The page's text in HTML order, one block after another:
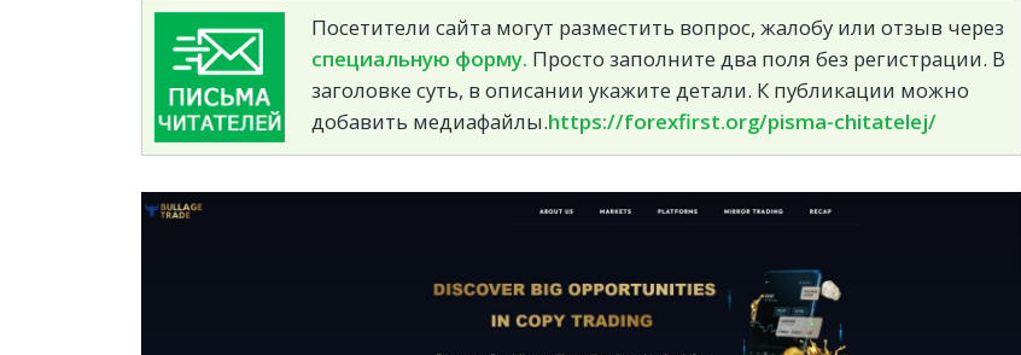
Посетители сайта могут разместить вопрос, жалобу или отзыв через
специальную форму. Просто заполните два поля без регистрации. В
заголовке суть, в описании укажите детали. К публикации можно
добавить медиафайлы.https://forexfirst.org/pisma-chitatelej/